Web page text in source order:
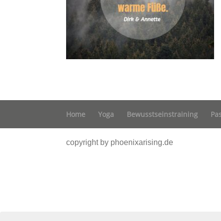
Home Yoga Bewusstseinstraining
copyright by phoenixarising.de